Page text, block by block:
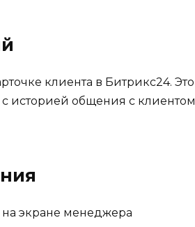
клиента в Битрикс24. Это
историей общения с клиентом
экране менеджера